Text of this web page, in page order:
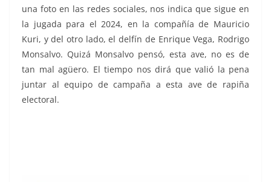
una foto en las redes sociales, nos indica que sigue en
la jugada para el 2024, en la compañía de Mauricio
Kuri, y del otro lado, el delfín de Enrique Vega, Rodrigo
Monsalvo. Quizá Monsalvo pensó, esta ave, no es de
tan mal agüero. El tiempo nos dirá que valió la pena
juntar al equipo de campaña a esta ave de rapiña
electoral.